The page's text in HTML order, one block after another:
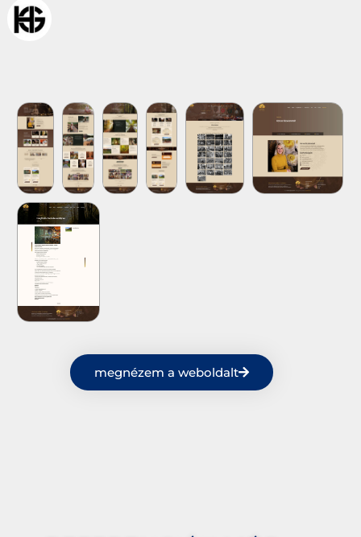
megnézem a weboldalt